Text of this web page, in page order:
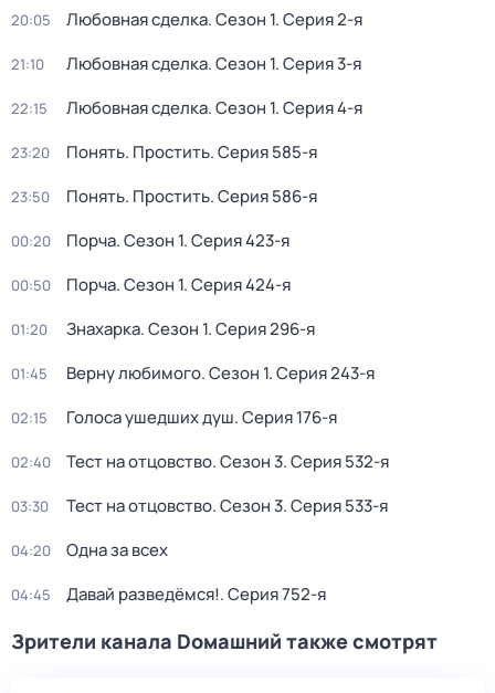
20:05 Любовная сделка. Сезон 1. Серия 2-я
21:10 Любовная сделка. Сезон 1. Серия 3-я
22:15 Любовная сделка. Сезон 1. Серия 4-я
23:20 Понять. Простить. Серия 585-я
23:50 Понять. Простить. Серия 586-я
00:20 Порча. Сезон 1. Серия 423-я
00:50 Порча. Сезон 1. Серия 424-я
01:20 Знaхaрка. Сезон 1. Серия 296-я
01:45 Bерну любимогo. Сезон 1. Серия 243-я
02:15 Голocа ушедших душ. Серия 176-я
02:40 Тест на отцовство. Сезон 3. Серия 532-я
03:30 Тест на отцовство. Сезон 3. Серия 533-я
04:20 Одна за всех
04:45 Давай рaзвeдёмся!. Серия 752-я
Зрители канала Dомашний также смотрят